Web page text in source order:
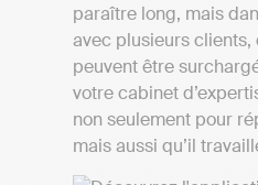
paraître long, mais
avec plusieurs
peuvent être
votre cabinet
non seulement pour
mais aussi qu’il